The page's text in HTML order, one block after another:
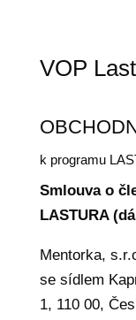
VOP
k programu
Smlouva o
LASTURA
Mentorka,
se sídlem
1, 110 00,